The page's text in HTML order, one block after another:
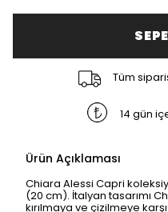
Tüm
14 gün
Ürün Açıklaması
Chiara Alessi Capri
(20 cm). İtalyan tasarımı
kırılmaya ve çizilmeye